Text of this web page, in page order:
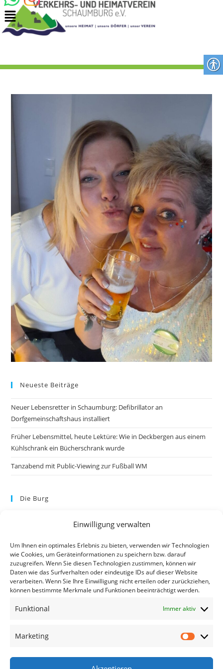
Einwilligung verwalten
Um Ihnen ein optimales Erlebnis zu bieten, verwenden wir Technologien
wie Cookies, um Geräteinformationen zu speichern bzw. darauf
zuzugreifen. Wenn Sie diesen Technologien zustimmen, können wir
Daten wie das Surfverhalten oder eindeutige IDs auf dieser Website
verarbeiten. Wenn Sie Ihre Einwilligung nicht erteilen oder zurückziehen,
können bestimmte Merkmale und Funktionen beeinträchtigt werden.
Funktional Immer aktiv
Marketing
Neueste Beiträge
Neuer Lebensretter in Schaumburg: Defibrillator an
Dorfgemeinschaftshaus installiert
Früher Lebensmittel, heute Lektüre: Wie in Deckbergen aus einem
Kühlschrank ein Bücherschrank wurde
Tanzabend mit Public-Viewing zur Fußball WM
Die Burg
Impressum